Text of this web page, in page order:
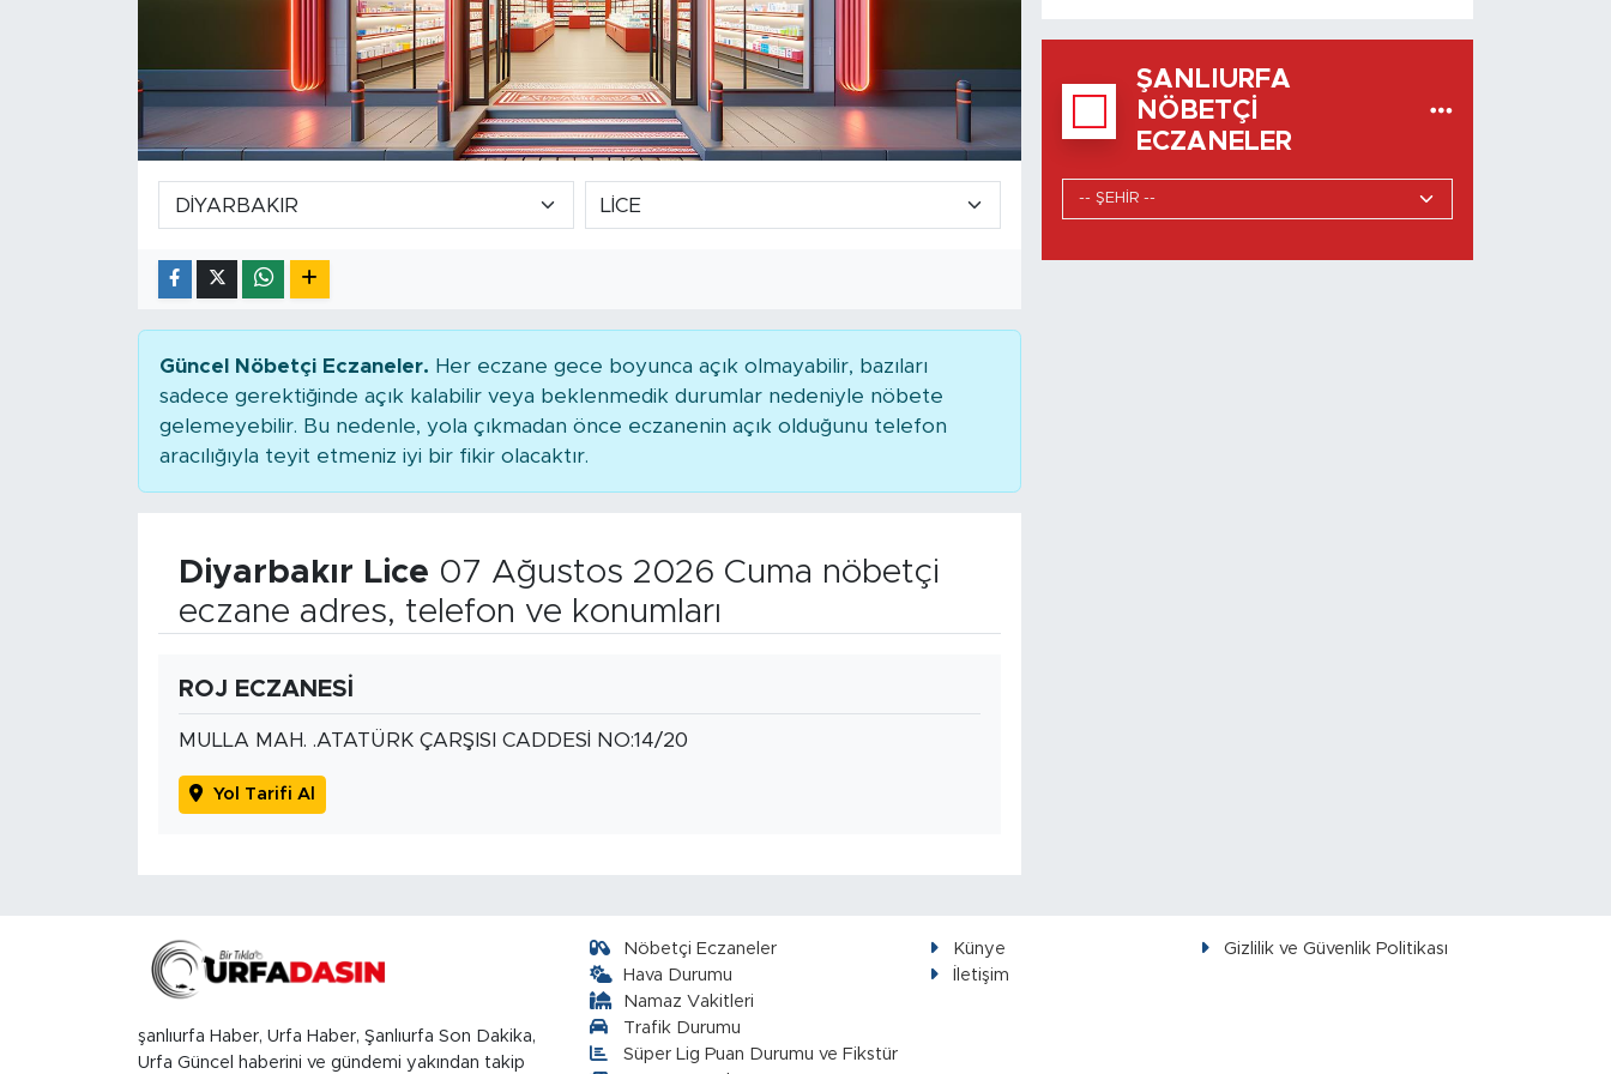
Güncel Nöbetçi Eczaneler. Her eczane gece boyunca açık olmayabilir, bazıları
sadece gerektiğinde açık kalabilir veya beklenmedik durumlar nedeniyle nöbete
gelemeyebilir. Bu nedenle, yola çıkmadan önce eczanenin açık olduğunu telefon
aracılığıyla teyit etmeniz iyi bir fikir olacaktır.
Diyarbakır Lice 07 Ağustos 2026 Cuma nöbetçi
eczane adres, telefon ve konumları
ROJ ECZANESİ
MULLA MAH. .ATATÜRK ÇARŞISI CADDESİ NO:14/20
Yol Tarifi Al
ŞANLIURFA
NÖBETÇI
ECZANELER
şanlıurfa Haber, Urfa Haber, Şanlıurfa Son Dakika,
Urfa Güncel haberini ve gündemi yakından takip
Nöbetçi Eczaneler
Hava Durumu
Namaz Vakitleri
Trafik Durumu
Süper Lig Puan Durumu ve Fikstür
Künye
Gizlilik ve Güvenlik Politikası
İletişim